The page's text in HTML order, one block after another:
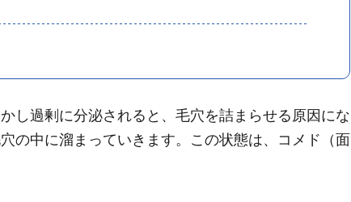
し過剰に分泌されると、毛穴を詰まらせる原因にな
の中に溜まっていきます。この状態は、コメド（面